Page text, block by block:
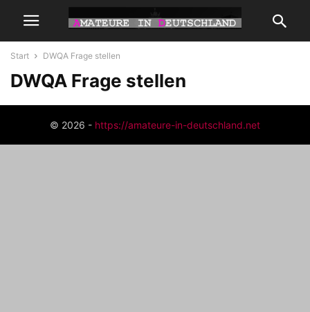
Start DWQA Frage stellen
DWQA Frage stellen
© 2026 - https://amateure-in-deutschland.net